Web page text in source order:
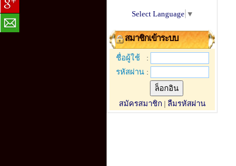
Select Language ▼
สมาชิกเข้าระบบ
ชื่อผู้ใช้
:
รหัสผ่าน :
สมัครสมาชิก | ลืมรหัสผ่าน